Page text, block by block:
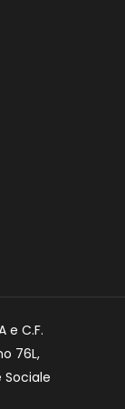
e C.F.
76L,